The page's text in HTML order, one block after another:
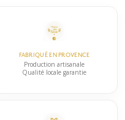
FABRIQUÉ EN PROVENCE
Production artisanale
Qualité locale garantie